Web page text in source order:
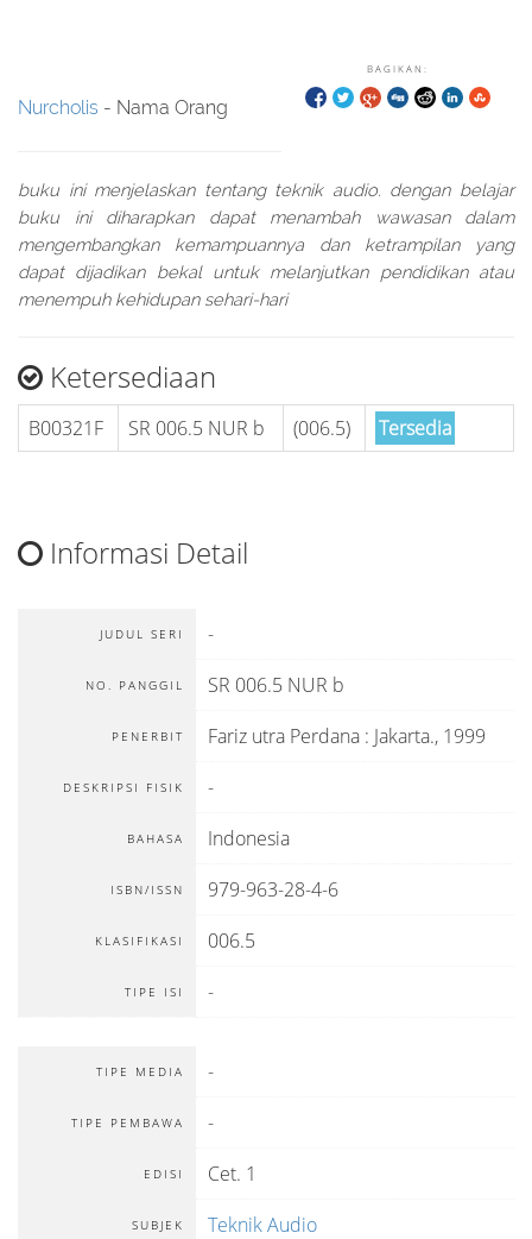
BAGIKAN:
Nurcholis - Nama Orang
buku ini menjelaskan tentang teknik audio. dengan belajar
buku ini diharapkan dapat menambah wawasan dalam
mengembangkan kemampuannya dan ketrampilan yang
dapat dijadikan bekal untuk melanjutkan pendidikan atau
menempuh kehidupan sehari-hari
Ketersediaan
B00321F SR 006.5 NUR b (006.5) Tersedia
Informasi Detail
JUDUL SERI -
NO. PANGGIL SR 006.5 NUR b
PENERBIT Fariz utra Perdana : Jakarta., 1999
DESKRIPSI FISIK -
BAHASA Indonesia
ISBN/ISSN 979-963-28-4-6
KLASIFIKASI 006.5
TIPE ISI -
TIPE MEDIA -
TIPE PEMBAWA -
EDISI Cet. 1
SUBJEK Teknik Audio